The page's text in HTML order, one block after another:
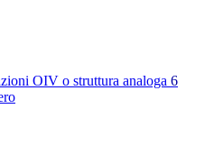
OIV o struttura analoga 6